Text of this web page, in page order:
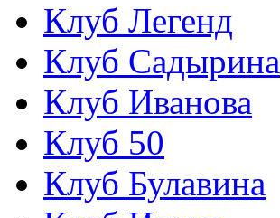
Клуб Легенд
Клуб Садырина
Клуб Иванова
Клуб 50
Клуб Булавина